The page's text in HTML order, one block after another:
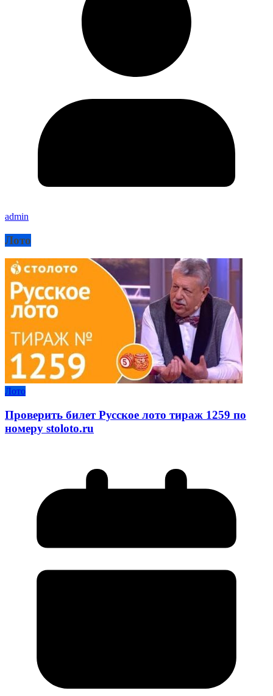
admin
Лото
Лото
Проверить билет Русское лото тираж 1259 по
номеру stoloto.ru